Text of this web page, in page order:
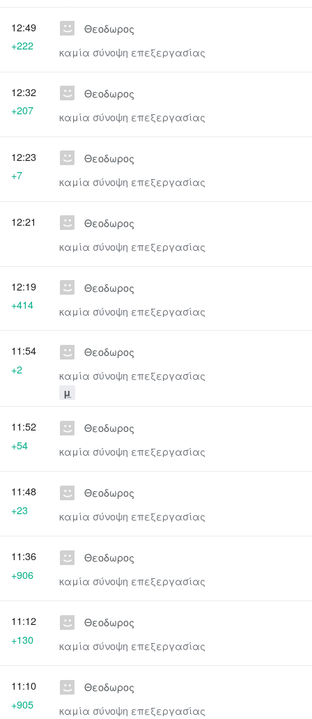
Θεοδωρος
καμία σύνοψη επεξεργασίας
12:49
+222
Θεοδωρος
καμία σύνοψη επεξεργασίας
12:32
+207
Θεοδωρος
καμία σύνοψη επεξεργασίας
12:23
+7
Θεοδωρος
καμία σύνοψη επεξεργασίας
12:21
Θεοδωρος
καμία σύνοψη επεξεργασίας
12:19
+414
Θεοδωρος
καμία σύνοψη επεξεργασίας
μ
11:54
+2
Θεοδωρος
καμία σύνοψη επεξεργασίας
11:52
+54
Θεοδωρος
καμία σύνοψη επεξεργασίας
11:48
+23
Θεοδωρος
καμία σύνοψη επεξεργασίας
11:36
+906
Θεοδωρος
καμία σύνοψη επεξεργασίας
11:12
+130
Θεοδωρος
καμία σύνοψη επεξεργασίας
11:10
+905